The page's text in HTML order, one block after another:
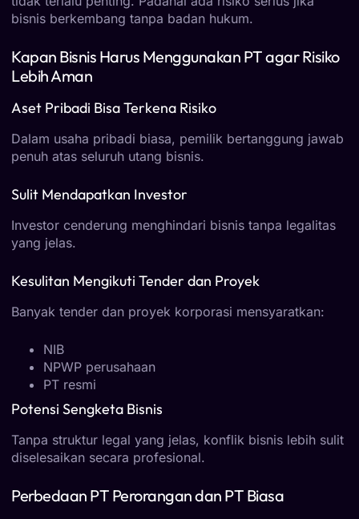
bisnis berkembang tanpa badan hukum.
Kapan Bisnis Harus Menggunakan PT agar Risiko
Lebih Aman
Aset Pribadi Bisa Terkena Risiko
Dalam usaha pribadi biasa, pemilik bertanggung jawab
penuh atas seluruh utang bisnis.
Sulit Mendapatkan Investor
Investor cenderung menghindari bisnis tanpa legalitas
yang jelas.
Kesulitan Mengikuti Tender dan Proyek
Banyak tender dan proyek korporasi mensyaratkan:
NIB
NPWP perusahaan
PT resmi
Potensi Sengketa Bisnis
Tanpa struktur legal yang jelas, konflik bisnis lebih sulit
diselesaikan secara profesional.
Perbedaan PT Perorangan dan PT Biasa